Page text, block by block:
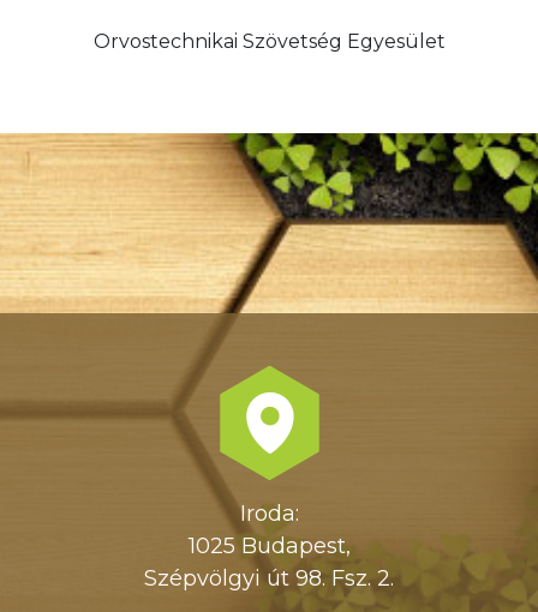
Orvostechnikai Szövetség Egyesület
Iroda:
1025 Budapest,
Szépvölgyi út 98. Fsz. 2.